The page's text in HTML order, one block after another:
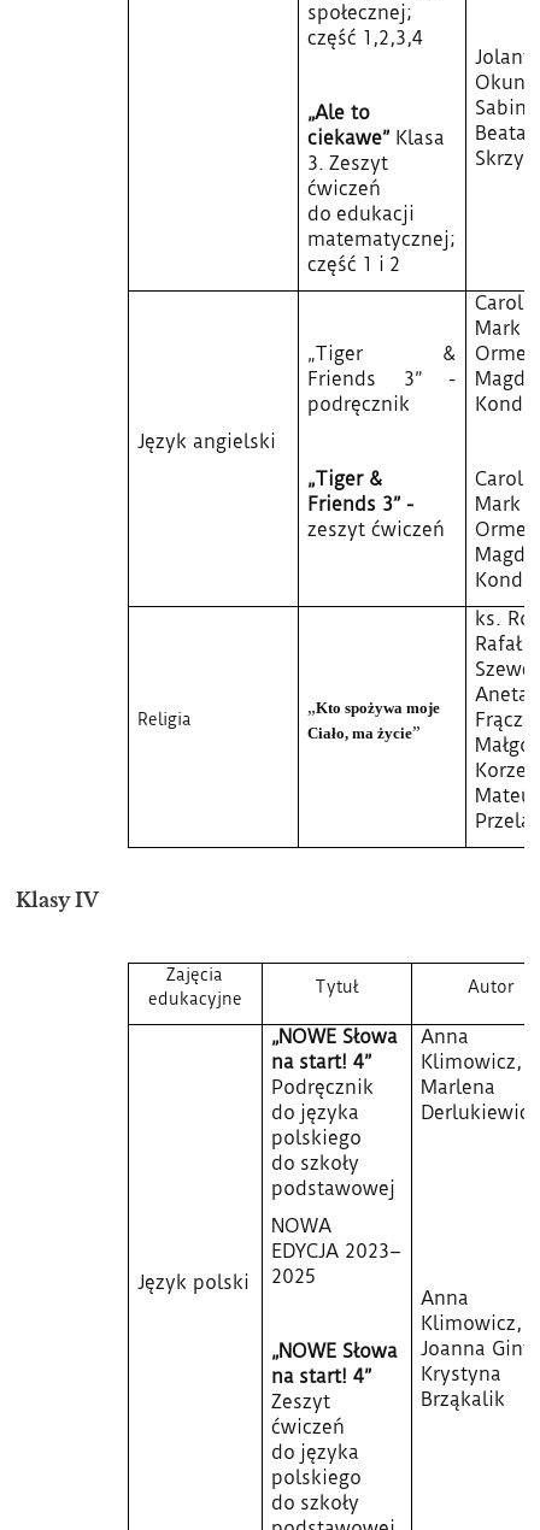
społecznej;
część 1,2,3,4
„Ale to
ciekawe” Klasa
3. Zeszyt
ćwiczeń
do edukacji
matematycznej;
część 1 i 2
Jolanta
Beata
Język angielski
„Tiger &
Friends 3” -
podręcznik
„Tiger &
Friends 3” -
zeszyt ćwiczeń
Carol
Mark
Carol
Mark
Religia
„Kto spożywa moje
Ciało, ma życie”
ks.
Rafał
Aneta
Klasy IV
Zajęcia
edukacyjne
Tytuł Autor
Język polski
„NOWE Słowa
na start! 4”
Podręcznik
do języka
polskiego
do szkoły
podstawowej
NOWA
EDYCJA 2023–
2025
„NOWE Słowa
na start! 4”
Zeszyt
ćwiczeń
do języka
polskiego
do szkoły
Anna
Klimowicz,
Marlena
Derlukiewicz
Anna
Klimowicz,
Joanna
Krystyna
Brząkalik